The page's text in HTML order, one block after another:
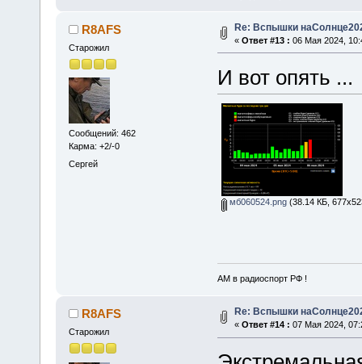
R8AFS
Старожил
Сообщений: 462
Карма: +2/-0
Сергей
Re: Вспышки
« Ответ #13 : 06 Мая 2024,
И вот опять ...
мб060524.png(38.14 КБ,
АМ в радиоспорт РФ !
R8AFS
Старожил
Re: Вспышки
« Ответ #14 : 07 Мая 2024,